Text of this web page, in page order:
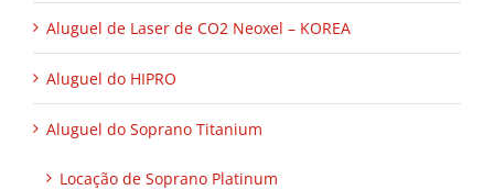
Aluguel de Laser de CO2 Neoxel – KOREA
Aluguel do HIPRO
Aluguel do Soprano Titanium
Locação de Soprano Platinum